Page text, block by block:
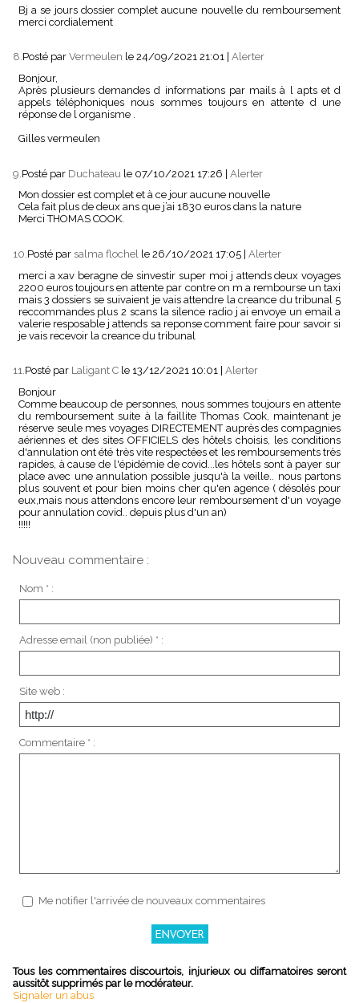
Bj a se jours dossier complet aucune nouvelle du remboursement
merci cordialement
8.Posté par Vermeulen le 24/09/2021 21:01 Alerter
Bonjour,
Après plusieurs demandes d informations par mails à l apts et d
appels téléphoniques nous sommes toujours en attente d une
réponse de l organisme .
Gilles vermeulen
9. Posté par Duchateau le 07/10/2021 17:26 | Alerter
Mon dossier est complet et à ce jour aucune nouvelle
Cela fait plus de deux ans que j’ai 1830 euros dans la nature
Merci THOMAS COOK.
10. Posté par salma flochel le 26/10/2021 17:05 Alerter
merci a xav beragne de sinvestir super moi j attends deux voyages
2200 euros toujours en attente par contre on m a rembourse un taxi
mais 3 dossiers se suivaient je vais attendre la creance du tribunal 5
reccommandes plus 2 scans la silence radio j ai envoye un email a
valerie resposable j attends sa reponse comment faire pour savoir si
je vais recevoir la creance du tribunal
11.Posté par Laligant C le 13/12/2021 10:01 Alerter
Bonjour
Comme beaucoup de personnes, nous sommes toujours en attente
du remboursement suite à la faillite Thomas Cook, maintenant je
réserve seule mes voyages DIRECTEMENT auprès des compagnies
aériennes et des sites OFFICIELS des hôtels choisis, les conditions
d'annulation ont été très vite respectées et les remboursements très
rapides, à cause de l'épidémie de covid...les hôtels sont à payer sur
place avec une annulation possible jusqu'à la veille.. nous partons
plus souvent et pour bien moins cher qu'en agence ( désolés pour
eux,mais nous attendons encore leur remboursement d'un voyage
pour annulation covid.. depuis plus d'un an)
!!!!!
Nouveau commentaire :
Nom * :
Adresse email (non publiée) * :
Site web :
Commentaire * :
Me notifier l'arrivée de nouveaux commentaires
Tous les commentaires discourtois, injurieux ou diffamatoires seront
aussitôt supprimés par le modérateur.
Signaler un abus